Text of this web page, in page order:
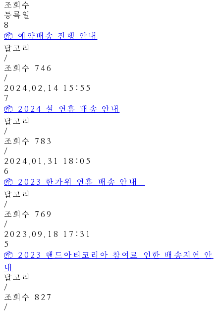
조회수
등록일
8
📦 예약배송 진행 안내
달고리
/
조회수 746
/
2024.02.14 15:55
7
📦 2024 설 연휴 배송 안내
달고리
/
조회수 783
/
2024.01.31 18:05
6
📦 2023 한가위 연휴 배송 안내⠀
달고리
/
조회수 769
/
2023.09.18 17:31
5
📦 2023 핸드아티코리아 참여로 인한 배송지연 안
내
달고리
/
조회수 827
/